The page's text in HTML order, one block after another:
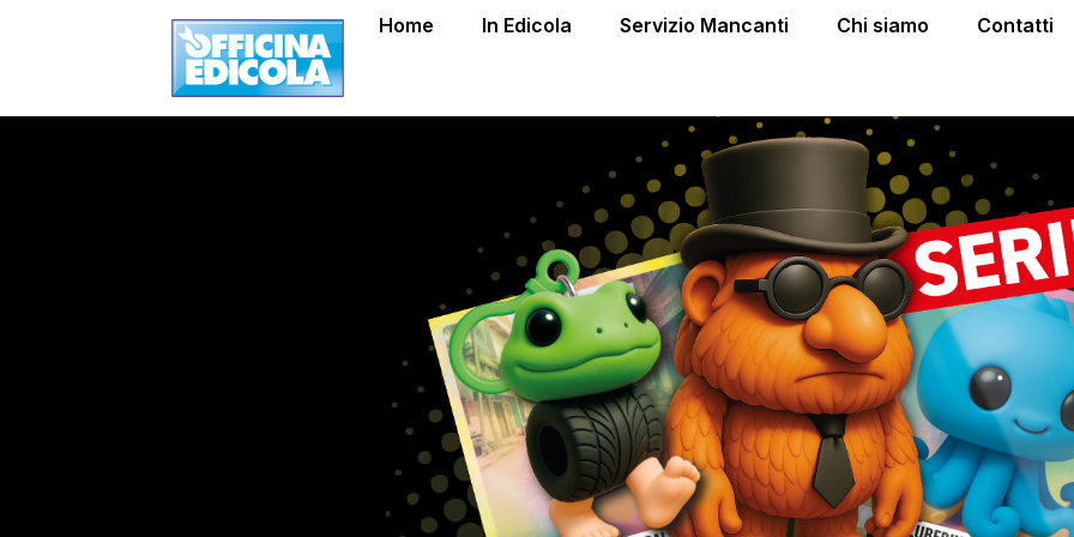
Home In Edicola Servizio Mancanti Chi siamo Contatti